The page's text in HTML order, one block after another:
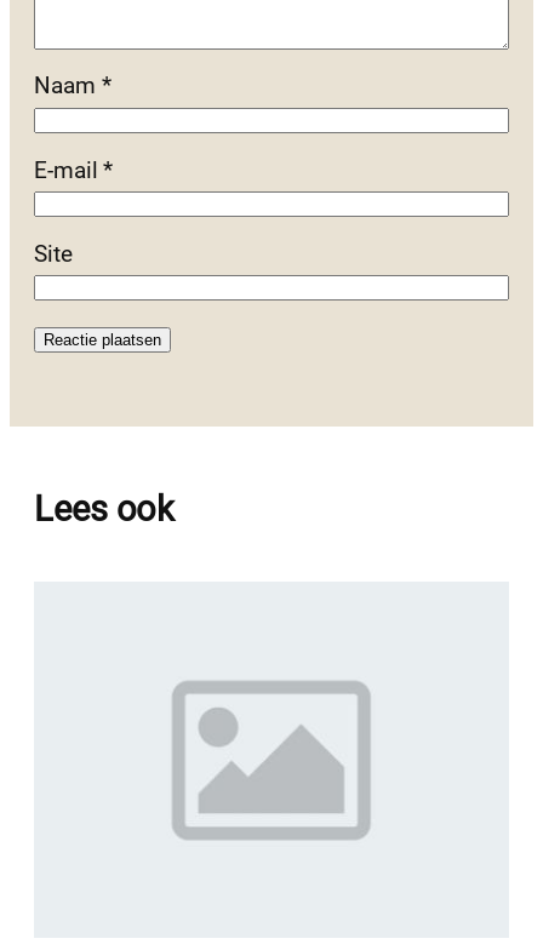
Naam *
E-mail*
Site
Lees ook